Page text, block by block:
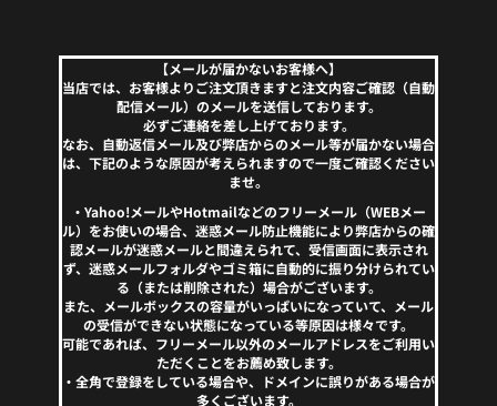
【メールが届かないお客様へ】
当店では、お客様よりご注文頂きますと注文内容ご確認（自動
配信メール）のメールを送信しております。
必ずご連絡を差し上げております。
なお、自動返信メール及び弊店からのメール等が届かない場合
は、下記のような原因が考えられますので一度ご確認ください
ませ。
・Yahoo!メールやHotmailなどのフリーメール（WEBメー
ル）をお使いの場合、迷惑メール防止機能により弊店からの確
認メールが迷惑メールと間違えられて、受信画面に表示され
ず、迷惑メールフォルダやゴミ箱に自動的に振り分けられてい
る（または削除された）場合がございます。
また、メールボックスの容量がいっぱいになっていて、メール
の受信ができない状態になっている等原因は様々です。
可能であれば、フリーメール以外のメールアドレスをご利用い
ただくことをお薦め致します。
・全角で登録をしている場合や、ドメインに誤りがある場合が
多くございます。